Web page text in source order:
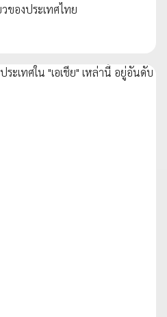
ของประเทศไทย